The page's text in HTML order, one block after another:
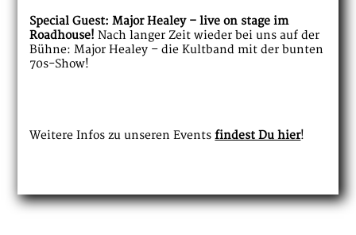
Special Guest: Major Healey – live on stage im
Roadhouse! Nach langer Zeit wieder bei uns auf der
Bühne: Major Healey – die Kultband mit der bunten
70s-Show!
Weitere Infos zu unseren Eventsfindest Du hier!